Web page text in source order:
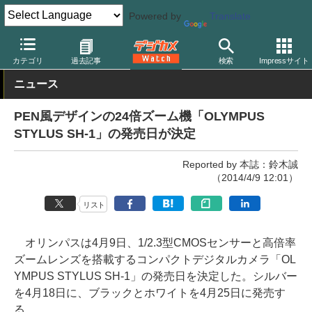
Powered by Translate
カテゴリ 過去記事 検索 Impressサイト
デジカメ Watch カメラ レンズ一体型（コンパクト）カメラ オ
ニュース
PEN風デザインの24倍ズーム機「OLYMPUS
STYLUS SH-1」の発売日が決定
Reported by 本誌：鈴木誠
（2014/4/9 12:01）
リスト
オリンパスは4月9日、1/2.3型CMOSセンサーと高倍率
ズームレンズを搭載するコンパクトデジタルカメラ「OL
YMPUS STYLUS SH-1」の発売日を決定した。シルバー
を4月18日に、ブラックとホワイトを4月25日に発売す
る。